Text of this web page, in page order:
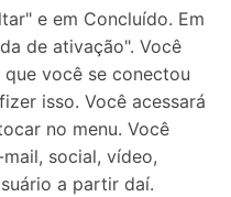
e em Concluído. Em
de ativação". Você
você se conectou
isso. Você acessará
no menu. Você
social, vídeo,
a partir daí.